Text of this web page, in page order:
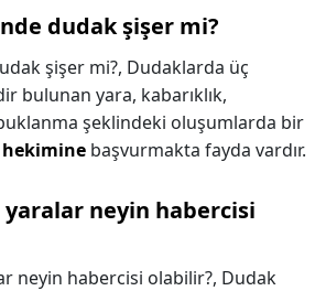
dudak şişer mi?
şişer mi?, Dudaklarda üç
bulunan yara, kabarıklık,
şeklindeki oluşumlarda bir
başvurmakta fayda vardır.
yaralar neyin habercisi
neyin habercisi olabilir?, Dudak